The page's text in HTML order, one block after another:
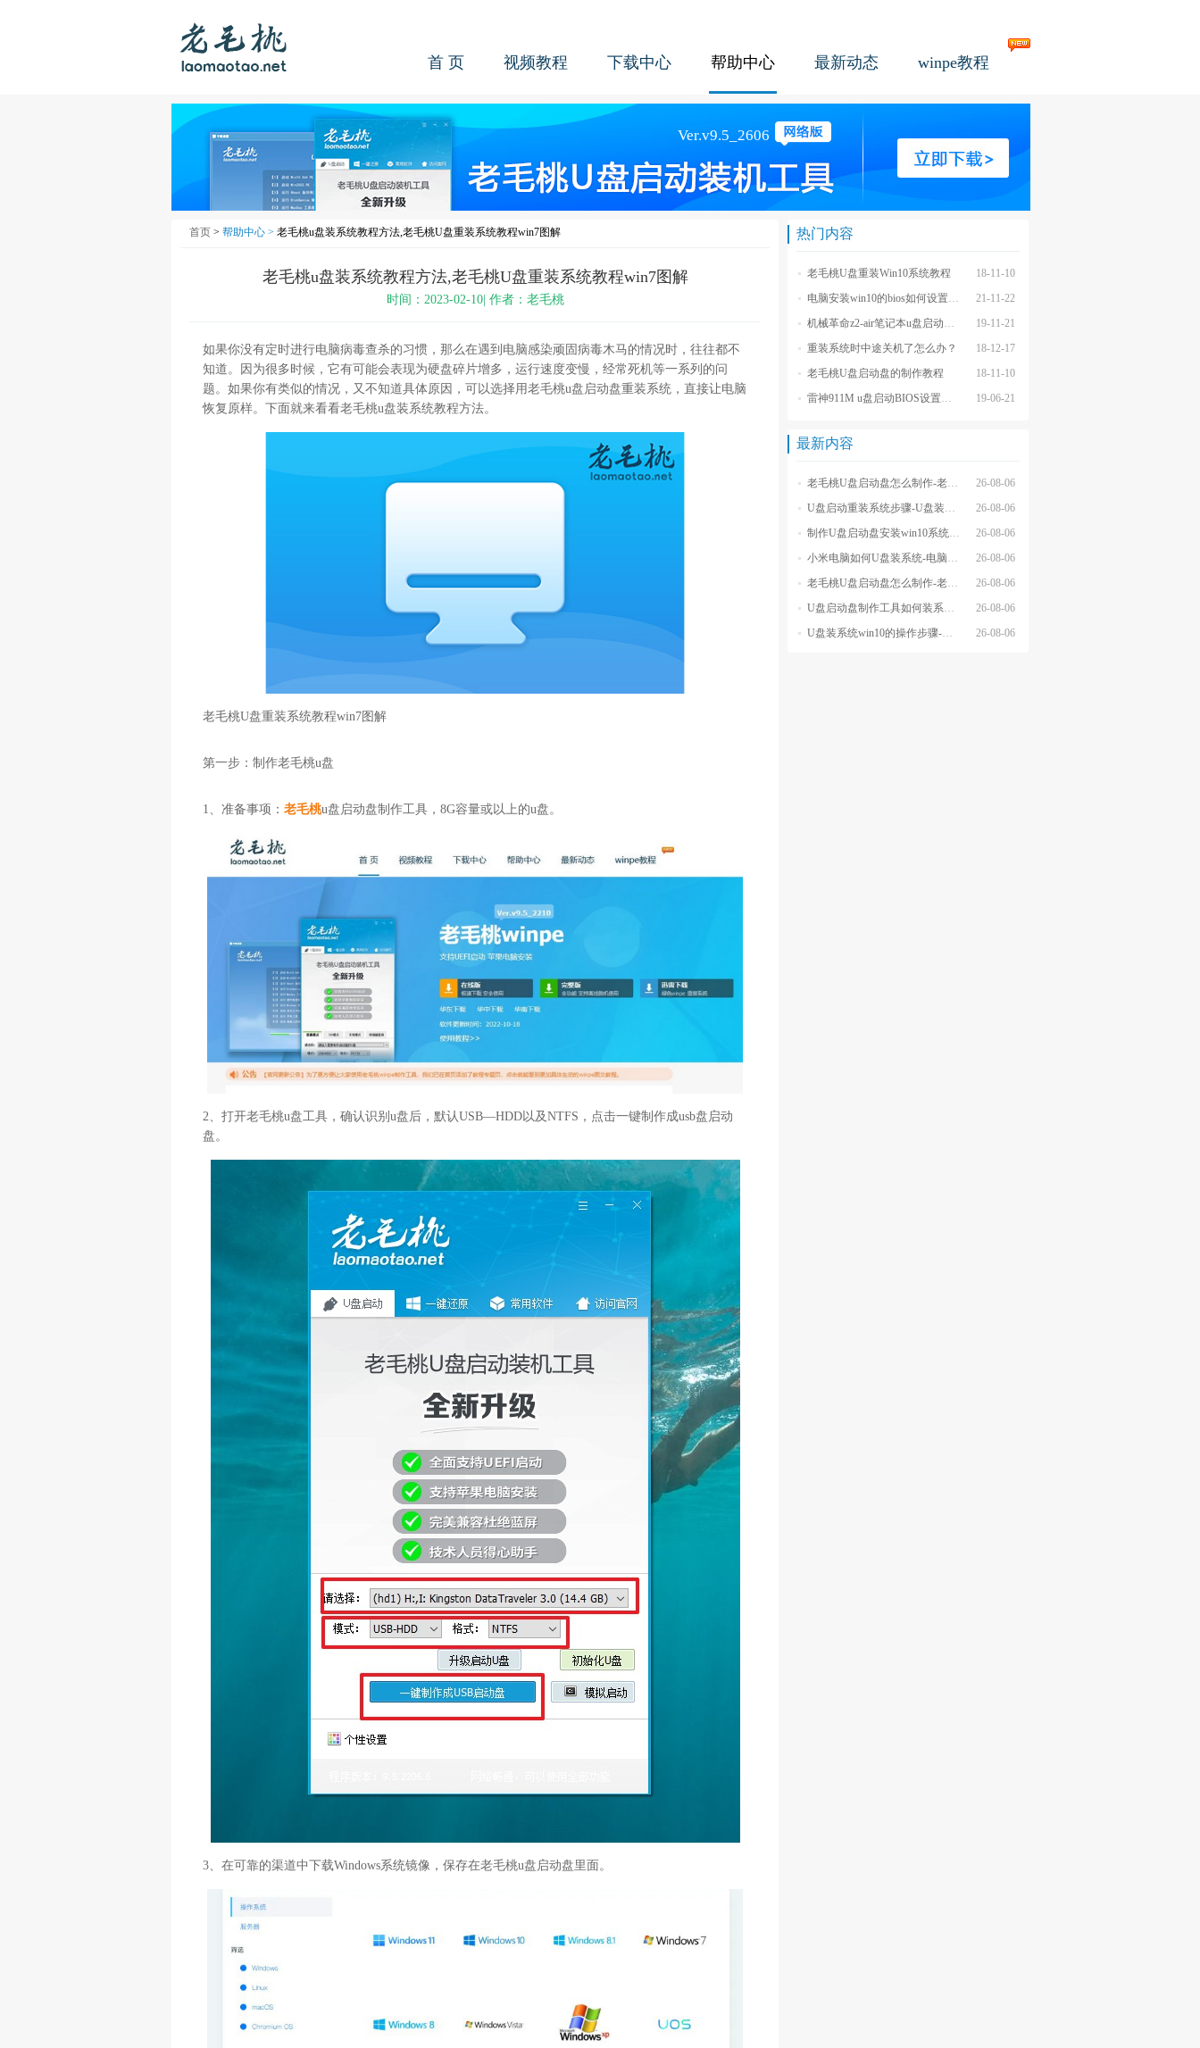
首 页 视频教程 下载中心 帮助中心 最新动态 winpe教程
首页 > 帮助中心 > 老毛桃u盘装系统教程方法,老毛桃U盘重装系统教程win7图解
老毛桃u盘装系统教程方法,老毛桃U盘重装系统教程win7图解
时间：2023-02-10| 作者：老毛桃
如果你没有定时进行电脑病毒查杀的习惯，那么在遇到电脑感染顽固病毒木马的情况时，往往都不
知道。因为很多时候，它有可能会表现为硬盘碎片增多，运行速度变慢，经常死机等一系列的问
题。如果你有类似的情况，又不知道具体原因，可以选择用老毛桃u盘启动盘重装系统，直接让电脑
恢复原样。下面就来看看老毛桃u盘装系统教程方法。
老毛桃U盘重装系统教程win7图解
第一步：制作老毛桃u盘
1、准备事项： 老毛桃u盘启动盘制作工具，8G容量或以上的u盘。
2、打开老毛桃u盘工具，确认识别u盘后，默认USB—HDD以及NTFS，点击一键制作成usb盘启动
盘。
3、在可靠的渠道中下载Windows系统镜像，保存在老毛桃u盘启动盘里面。
热门内容
18-11-10
老毛桃U盘重装Win10系统教程
21-11-22
电脑安装win10的bios如何设置u盘图文教程
19-11-21
机械革命z2-air笔记本u盘启动BIOS设置教程
18-12-17
重装系统时中途关机了怎么办？
18-11-10
老毛桃U盘启动盘的制作教程
19-06-21
雷神911M u盘启动BIOS设置教程
最新内容
26-08-06
老毛桃U盘启动盘怎么制作-老毛桃winpeU盘启动盘制作步骤
26-08-06
U盘启动重装系统步骤-U盘装系统步骤操作
26-08-06
制作U盘启动盘安装win10系统步骤-制作U盘启动盘安装win10系统步骤
26-08-06
小米电脑如何U盘装系统-电脑怎么U盘装系统
26-08-06
老毛桃U盘启动盘怎么制作-老毛桃U盘启动盘制作步骤
26-08-06
U盘启动盘制作工具如何装系统- U盘启动盘制作工具怎么装系统
26-08-06
U盘装系统win10的操作步骤-外星人U盘装系统win10电脑